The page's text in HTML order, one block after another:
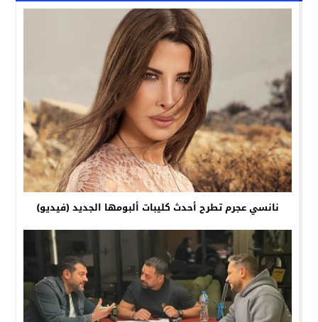
نانسي عجرم تطرح أحدث كليبات ألبومها الجديد (فيديو)